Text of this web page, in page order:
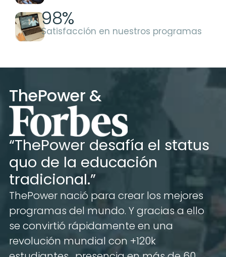
98%
Satisfacción en nuestros programas
ThePower &
“ThePower desafía el status
quo de la educación
tradicional.”
ThePower nació para crear los mejores
programas del mundo. Y gracias a ello
se convirtió rápidamente en una
revolución mundial con +120k